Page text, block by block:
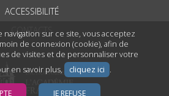
navigation sur ce site, vous acceptez
de connexion (cookie), afin de
de visites et de personnaliser votre
en savoir plus,
cliquez ici .
JE REFUSE
ACCESSIBILITÉ
CONTACTS